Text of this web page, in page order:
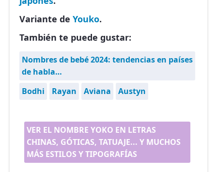
Variante de Youko.
También te puede gustar:
Nombres de bebé 2024: tendencias en países
de habla…
Bodhi
Rayan Aviana Austyn
VER EL NOMBRE YOKO EN LETRAS
CHINAS, GÓTICAS, TATUAJE... Y MUCHOS
MÁS ESTILOS Y TIPOGRAFÍAS